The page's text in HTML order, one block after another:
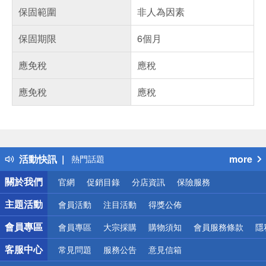
保固範圍
非人為因素
保固期限
6個月
應免稅
應稅
應免稅
應稅
活動快訊
得獎公告
熱門話題
銀行優惠
偏遠地區配送
詐騙網頁！請小心！
more
關於我們
官網 促銷目錄 分店資訊 保險服務
主題活動 會員活動 注目活動 得獎公佈
會員專區 會員專區 大宗採購 購物須知 會員服務條款 隱
客服中心 常見問題 服務公告 意見信箱